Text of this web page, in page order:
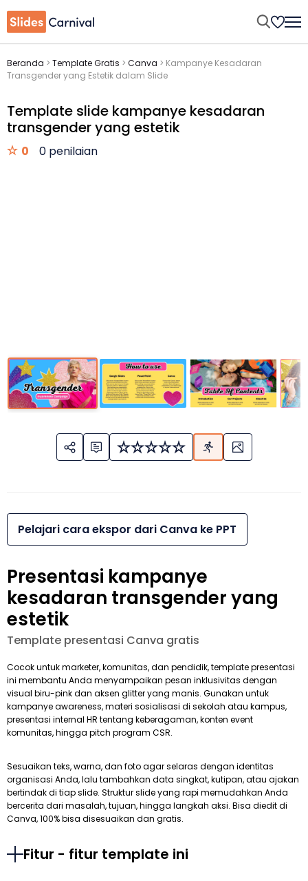
Beranda > Template Gratis > Canva > Kampanye Kesadaran
Transgender yang Estetik dalam Slide
Template slide kampanye kesadaran
transgender yang estetik
0 0 penilaian
Pelajari cara ekspor dari Canva ke PPT
Presentasi kampanye
kesadaran transgender yang
estetik
Template presentasi Canva gratis
Cocok untuk marketer, komunitas, dan pendidik, template presentasi
ini membantu Anda menyampaikan pesan inklusivitas dengan
visual biru-pink dan aksen glitter yang manis. Gunakan untuk
kampanye awareness, materi sosialisasi di sekolah atau kampus,
presentasi internal HR tentang keberagaman, konten event
komunitas, hingga pitch program CSR.
Sesuaikan teks, warna, dan foto agar selaras dengan identitas
organisasi Anda, lalu tambahkan data singkat, kutipan, atau ajakan
bertindak di tiap slide. Struktur slide yang rapi memudahkan Anda
bercerita dari masalah, tujuan, hingga langkah aksi. Bisa diedit di
Canva, 100% bisa disesuaikan dan gratis.
Fitur - fitur template ini